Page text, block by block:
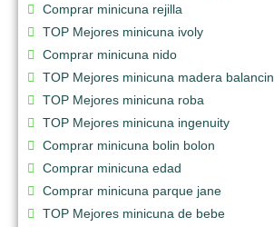
Comprar minicuna rejilla
TOP Mejores minicuna ivoly
Comprar minicuna nido
TOP Mejores minicuna madera balancin
TOP Mejores minicuna roba
TOP Mejores minicuna ingenuity
Comprar minicuna bolin bolon
Comprar minicuna edad
Comprar minicuna parque jane
TOP Mejores minicuna de bebe